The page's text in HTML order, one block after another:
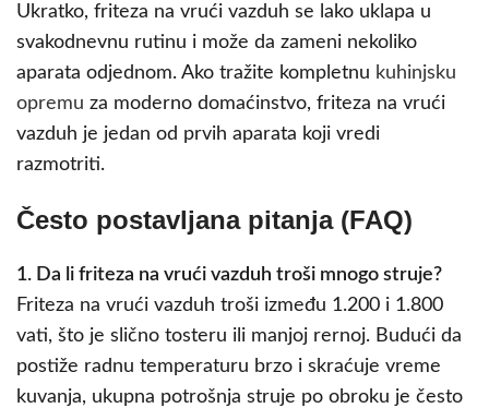
Ukratko, friteza na vrući vazduh se lako uklapa u
svakodnevnu rutinu i može da zameni nekoliko
aparata odjednom. Ako tražite kompletnu kuhinjsku
opremu za moderno domaćinstvo, friteza na vrući
vazduh je jedan od prvih aparata koji vredi
razmotriti.
Često postavljana pitanja (FAQ)
1. Da li friteza na vrući vazduh troši mnogo struje?
Friteza na vrući vazduh troši između 1.200 i 1.800
vati, što je slično tosteru ili manjoj rernoj. Budući da
postiže radnu temperaturu brzo i skraćuje vreme
kuvanja, ukupna potrošnja struje po obroku je često